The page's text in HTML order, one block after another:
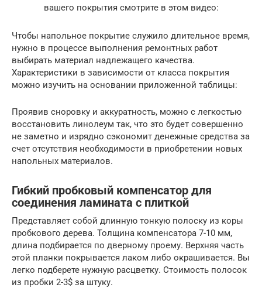
вашего покрытия смотрите в этом видео:
Чтобы напольное покрытие служило длительное время,
нужно в процессе выполнения ремонтных работ
выбирать материал надлежащего качества.
Характеристики в зависимости от класса покрытия
можно изучить на основании приложенной таблицы:
Проявив сноровку и аккуратность, можно с легкостью
восстановить линолеум так, что это будет совершенно
не заметно и изрядно сэкономит денежные средства за
счет отсутствия необходимости в приобретении новых
напольных материалов.
Гибкий пробковый компенсатор для
соединения ламината с плиткой
Представляет собой длинную тонкую полоску из коры
пробкового дерева. Толщина компенсатора 7-10 мм,
длина подбирается по дверному проему. Верхняя часть
этой планки покрывается лаком либо окрашивается. Вы
легко подберете нужную расцветку. Стоимость полосок
из пробки 2-3$ за штуку.